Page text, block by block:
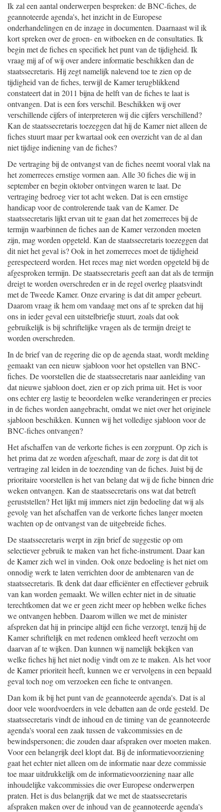
Ik zal een aantal onderwerpen bespreken: de BNC-fiches, de
geannoteerde agenda's, het inzicht in de Europese
onderhandelingen en de inzage in documenten. Daarnaast wil ik
kort spreken over de groen- en witboeken en de consultaties. Ik
begin met de fiches en specifiek het punt van de tijdigheid. Ik
vraag mij af of wij over andere informatie beschikken dan de
staatssecretaris. Hij zegt namelijk nalevend toe te zien op de
tijdigheid van de fiches, terwijl de Kamer terugblikkend
constateert dat in 2011 bijna de helft van de fiches te laat is
ontvangen. Dat is een fors verschil. Beschikken wij over
verschillende cijfers of interpreteren wij die cijfers verschillend?
Kan de staatssecretaris toezeggen dat hij de Kamer niet alleen de
fiches stuurt maar per kwartaal ook een overzicht van de al dan
niet tijdige indiening van de fiches?
De vertraging bij de ontvangst van de fiches neemt vooral vlak na
het zomerreces ernstige vormen aan. Alle 30 fiches die wij in
september en begin oktober ontvingen waren te laat. De
vertraging bedroeg vier tot acht weken. Dat is een ernstige
handicap voor de controlerende taak van de Kamer. De
staatssecretaris lijkt ervan uit te gaan dat het zomerreces bij de
termijn waarbinnen de fiches aan de Kamer verzonden moeten
zijn, mag worden opgeteld. Kan de staatssecretaris toezeggen dat
dit niet het geval is? Ook in het zomerreces moet de tijdigheid
gerespecteerd worden. Het reces mag niet worden opgeteld bij de
afgesproken termijn. De staatssecretaris geeft aan dat als de termijn
dreigt te worden overschreden er in de regel overleg plaatsvindt
met de Tweede Kamer. Onze ervaring is dat dit amper gebeurt.
Daarom vraag ik hem om vandaag met ons af te spreken dat hij
ons in ieder geval een uitstelbriefje stuurt, zoals dat ook
gebruikelijk is bij schriftelijke vragen als de termijn dreigt te
worden overschreden.
In de brief van de regering die op de agenda staat, wordt melding
gemaakt van een nieuw sjabloon voor het opstellen van BNC-
fiches. De voorstellen die de staatssecretaris naar aanleiding van
dat nieuwe sjabloon doet, zien er op zich prima uit. Het is voor
ons echter erg lastig te beoordelen welke veranderingen er precies
in de fiches worden aangebracht, omdat we niet over het originele
sjabloon beschikken. Kunnen wij het volledige sjabloon voor de
BNC-fiches ontvangen?
Het afschaffen van de verkorte fiches is een zorgpunt. Op zich is
het prima dat ze worden afgeschaft, maar de zorg is dat dit tot
vertraging zal leiden in de toezending van de fiches. Juist bij de
prioritaire voorstellen is het van belang dat wij de fiche binnen drie
weken ontvangen. Kan de staatssecretaris ons wat dat betreft
geruststellen? Het lijkt mij immers niet zijn bedoeling dat wij als
gevolg van het afschaffen van de verkorte fiches langer moeten
wachten op de ontvangst van de uitgebreide fiches.
De staatssecretaris werpt in zijn brief de suggestie op om
selectiever gebruik te maken van het fiche-instrument. Daar kan
de Kamer zich wel in vinden. Ook onze bedoeling is het niet om
onnodig werk te laten verrichten door de ambtenaren van de
staatssecretaris. Ik denk dat daar efficiënter en effectiever gebruik
van kan worden gemaakt. We willen echter niet in de situatie
terechtkomen dat we er geen zicht meer op hebben welke fiches
we ontvangen hebben. Daarom willen we met de minister
afspreken dat hij in principe altijd een fiche verzorgt, tenzij hij de
Kamer schriftelijk en met redenen omkleed heeft verzocht om
daarvan af te wijken. Dan kunnen wij namelijk bekijken van
welke fiches hij het niet nodig vindt om ze te maken. Als het voor
de Kamer prioriteit heeft, kunnen we er vervolgens in een bepaald
geval toch nog om verzoeken een fiche te ontvangen.
Dan kom ik bij het punt van de geannoteerde agenda's. Dat is al
door vele woordvoerders in vele debatten aan de orde gesteld. De
staatssecretaris vindt de inhoud en de timing van de geannoteerde
agenda's vooral een zaak tussen de vakcommissies en de
bewindspersonen; die zouden daar afspraken over moeten maken.
Voor een belangrijk deel klopt dat. Bij de informatievoorziening
gaat het echter niet alleen om de informatie naar deze commissie
toe maar uitdrukkelijk om de informatievoorziening naar alle
inhoudelijke vakcommissies die over Europese onderwerpen
praten. Het is dus belangrijk dat we met de staatssecretaris
afspraken maken over de inhoud van de geannoteerde agenda's